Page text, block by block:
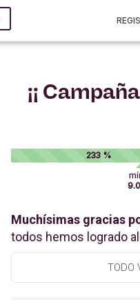
¡¡
233 %
Muchísimas gracias
todos hemos logrado
TODO